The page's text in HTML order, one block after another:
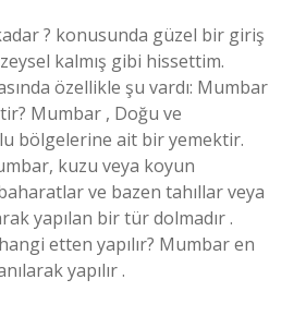
? konusunda güzel bir giriş
kalmış gibi hissettim.
özellikle şu vardı: Mumbar
Mumbar , Doğu ve
bölgelerine ait bir yemektir.
kuzu veya koyun
ve bazen tahıllar veya
yapılan bir tür dolmadır .
etten yapılır? Mumbar en
yapılır .